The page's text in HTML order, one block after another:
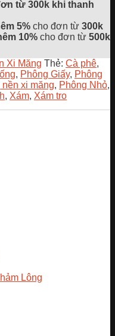
từ 300k khi thanh
5% cho đơn từ 300k
10% cho đơn từ 500k
Xi Măng Thẻ: Cà phê,
, Phông Giấy, Phông
nền xi măng, Phông Nhỏ,
, Xám, Xám tro
Lông